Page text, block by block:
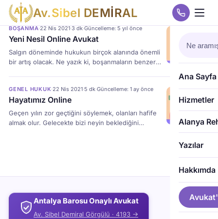
Av.Sibel DEMİRAL
Ana Sayfa
Hizmetler
Alanya
Yazılar
Hakkımda
BOŞANMA·22 Nis 2021·3 dk·Güncelleme: 5 yıl önce
Yeni Nesil Online Avukat
Salgın döneminde hukukun birçok alanında önemli
bir artış olacak​. ​Ne yazık ki, boşanmaların benzer
her şeyde nasıl daha esnek olacağımızı da
öğreneceğiz.​​​Boşanma, iş davaları gibi hukuk alanları
​fazla mesai yapacak.Dünya bir​den değişti ve
dünyadaki değişikliklerle birlikte hukuktaki
GENEL HUKUK·22 Nis 2021·5 dk·Güncelleme: 1 ay önce
Hayatımız Online
​Geçen yılın zor​​ geçtiğini ​söylemek, olanları hafife
almak olur. Gelecekte bizi neyin beklediğini
değişti. Evde kalmak […]
Antalya Barosu Onaylı Avukat
Av. Sibel Demiral Görgülü · 4193 →